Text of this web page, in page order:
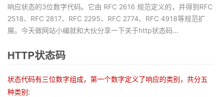
页
开
发
者
我
响应状态的3位数字代码。它由 RFC 2616 规范定义的，并得到RFC
2518、RFC 2817、RFC 2295、RFC 2774、RFC 4918等规范扩
展。今天做网站小编就和大伙分享一下关于http状态码...
HTTP状态码
状态代码有三位数字组成，第一个数字定义了响应的类别，共分五
种类别: